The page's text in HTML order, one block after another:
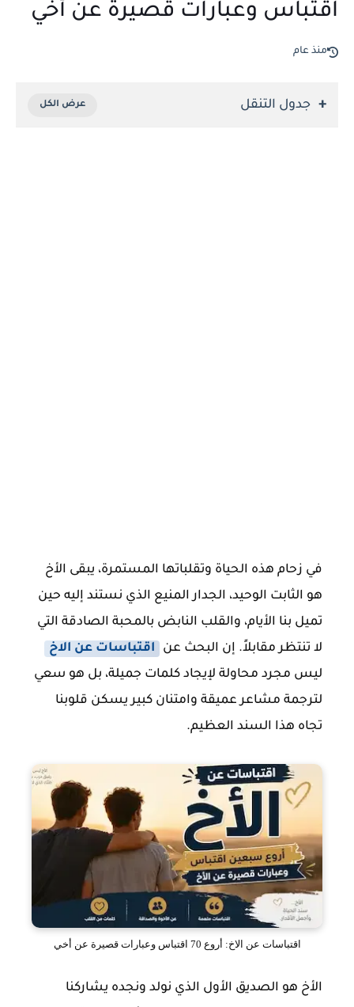
اقتباس وعبارات قصيرة عن أخي
منذ عام
جدول التنقل
في زحام هذه الحياة وتقلباتها المستمرة، يبقى الأخ
هو الثابت الوحيد، الجدار المنيع الذي نستند إليه حين
تميل بنا الأيام، والقلب النابض بالمحبة الصادقة التي
لا تنتظر مقابلاً. إن البحث عن
اقتباسات عن الاخ
ليس مجرد محاولة لإيجاد كلمات جميلة، بل هو سعي
لترجمة مشاعر عميقة وامتنان كبير يسكن قلوبنا
تجاه هذا السند العظيم.
اقتباسات عن الاخ: أروع 70 اقتباس وعبارات قصيرة عن أخي
الأخ هو الصديق الأول الذي نولد ونجده يشاركنا